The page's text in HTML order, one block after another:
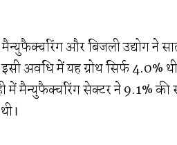
और बिजली उद्योग ने
अवधि में यह ग्रोथ सिर्फ
में मैन्युफैक्चरिंग सेक्टर ने 9.1% की